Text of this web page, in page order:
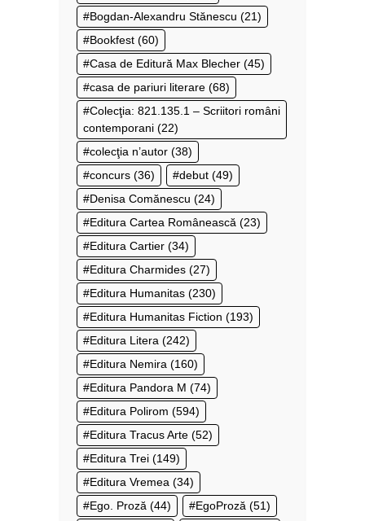
Bogdan-Alexandru Stănescu (21)
Bookfest (60)
Casa de Editură Max Blecher (45)
casa de pariuri literare (68)
Colecţia: 821.135.1 – Scriitori români
contemporani (22)
colecţia n’autor (38)
concurs (36) debut (49)
Denisa Comănescu (24)
Editura Cartea Românească (23)
Editura Cartier (34)
Editura Charmides (27)
Editura Humanitas (230)
Editura Humanitas Fiction (193)
Editura Litera (242)
Editura Nemira (160)
Editura Pandora M (74)
Editura Polirom (594)
Editura Tracus Arte (52)
Editura Trei (149)
Editura Vremea (34)
Ego. Proză (44) EgoProză (51)